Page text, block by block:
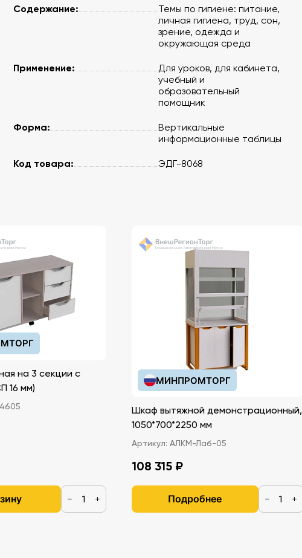
Содержание:
Темы по гигиене: питание,
личная гигиена, труд, сон,
зрение, одежда и
окружающая среда
Применение:
Для уроков, для кабинета,
учебный и
образовательный
помощник
Форма:
Вертикальные
информационные таблицы
Код товара: ЭДГ-8068
на 3 секции с
16 мм)
− +
МИНПРОМТОРГ
Шкаф вытяжной демонстрационный,
1050*700*2250 мм
Артикул: АЛКМ-Лаб-05
108 315 ₽
Подробнее − +